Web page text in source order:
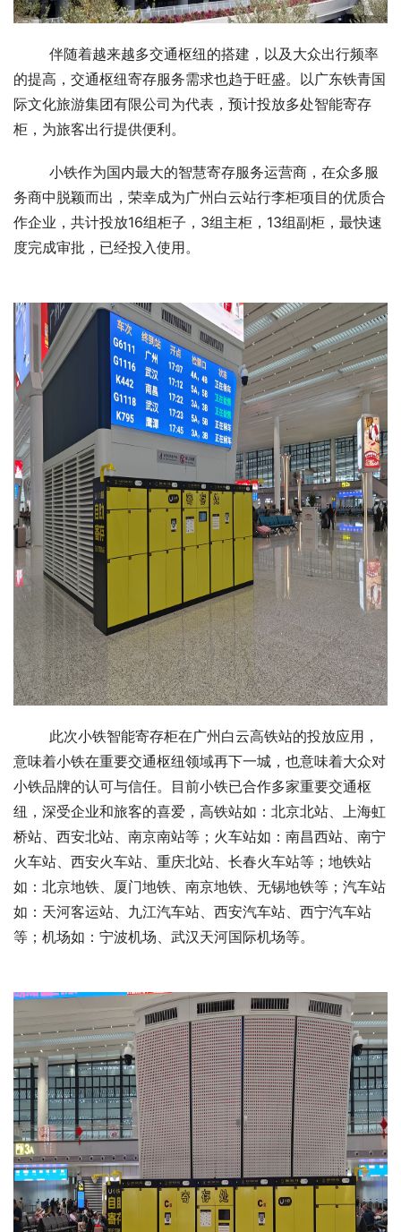
伴随着越来越多交通枢纽的搭建，以及大众出行频率
的提高，交通枢纽寄存服务需求也趋于旺盛。以广东铁青国
际文化旅游集团有限公司为代表，预计投放多处智能寄存
柜，为旅客出行提供便利。
小铁作为国内最大的智慧寄存服务运营商，在众多服
务商中脱颖而出，荣幸成为广州白云站行李柜项目的优质合
作企业，共计投放16组柜子，3组主柜，13组副柜，最快速
度完成审批，已经投入使用。
此次小铁智能寄存柜在广州白云高铁站的投放应用，
意味着小铁在重要交通枢纽领域再下一城，也意味着大众对
小铁品牌的认可与信任。目前小铁已合作多家重要交通枢
纽，深受企业和旅客的喜爱，高铁站如：北京北站、上海虹
桥站、西安北站、南京南站等；火车站如：南昌西站、南宁
火车站、西安火车站、重庆北站、长春火车站等；地铁站
如：北京地铁、厦门地铁、南京地铁、无锡地铁等；汽车站
如：天河客运站、九江汽车站、西安汽车站、西宁汽车站
等；机场如：宁波机场、武汉天河国际机场等。